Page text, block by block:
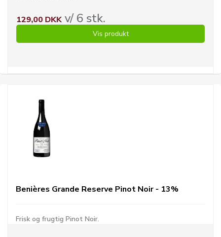
129,00 DKKv/ 6 stk.
Vis produkt
Benières Grande Reserve Pinot Noir - 13%
Frisk og frugtig Pinot Noir.